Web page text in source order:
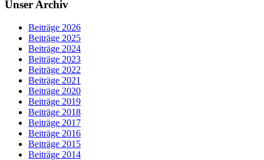
Unser Archiv
Beiträge 2026
Beiträge 2025
Beiträge 2024
Beiträge 2023
Beiträge 2022
Beiträge 2021
Beiträge 2020
Beiträge 2019
Beiträge 2018
Beiträge 2017
Beiträge 2016
Beiträge 2015
Beiträge 2014